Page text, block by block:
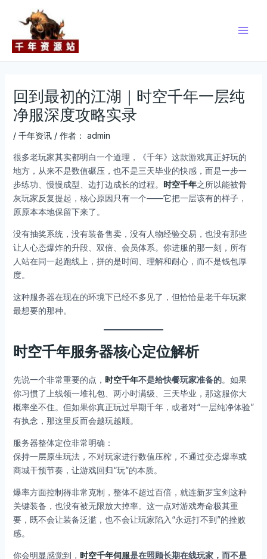
回到最初的江湖｜时空千年一层纯
净服深度攻略实录
/ 千年资讯/ 作者： admin
很多老玩家其实都明白一个道理，《千年》这款游戏真正好玩的
地方，从来不是数值碾压，也不是三天毕业的快感，而是一步一
步练功、慢慢成型、边打边成长的过程。 时空千年之所以能被骨
灰玩家反复提起，核心原因只有一个——它把一层该有的样子，
原原本本地保留下来了。
没有抽奖系统，没有装备售卖，没有人物经验交易，也没有那些
让人心态爆炸的升段、双倍、会员体系。你进服的那一刻，所有
人站在同一起跑线上，拼的是时间、理解和耐心，而不是钱包厚
度。
这种服务器在现在的环境下已经不多见了，但恰恰是老千年玩家
最想要的那种。
时空千年服务器核心定位解析
先说一个非常重要的点， 时空千年不是给快餐玩家准备的。如果
你习惯了上线领一堆礼包、两小时满级、三天毕业，那这服你大
概率坐不住。但如果你真正玩过早期千年，或者对“一层纯净体验”
有执念，那这里反而会越玩越顺。
服务器整体定位非常明确：
保持一层原生玩法，不对玩家进行数值压榨，不通过变态爆率或
商城干预节奏，让游戏回归“玩”的本质。
爆率方面控制得非常克制，整体不超过百倍，就连新罗宝剑这种
关键装备，也没有被无限放大掉率。这一点对游戏寿命极其重
要，既不会让装备泛滥，也不会让玩家陷入“永远打不到”的挫败
感。
你会明显感觉到， 时空千年伺服是在照顾长期在线玩家，而不是
navigation